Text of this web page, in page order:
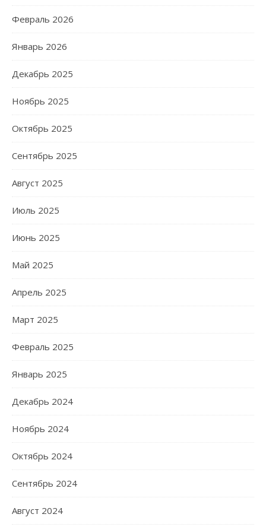
Февраль 2026
Январь 2026
Декабрь 2025
Ноябрь 2025
Октябрь 2025
Сентябрь 2025
Август 2025
Июль 2025
Июнь 2025
Май 2025
Апрель 2025
Март 2025
Февраль 2025
Январь 2025
Декабрь 2024
Ноябрь 2024
Октябрь 2024
Сентябрь 2024
Август 2024